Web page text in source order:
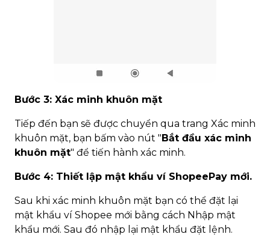
Bước 3: Xác minh khuôn mặt
Tiếp đến bạn sẽ được chuyển qua trang Xác minh
khuôn mặt, bạn bấm vào nút " Bắt đầu xác minh
khuôn mặt" để tiến hành xác minh.
Bước 4: Thiết lập mật khẩu ví ShopeePay mới.
Sau khi xác minh khuôn mặt bạn có thể đặt lại
mật khẩu ví Shopee mới bằng cách Nhập mật
khẩu mới. Sau đó nhập lại mật khẩu đặt lệnh.